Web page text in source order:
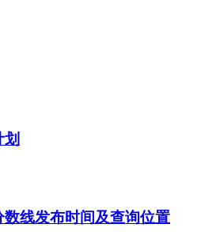
线发布时间及查询位置